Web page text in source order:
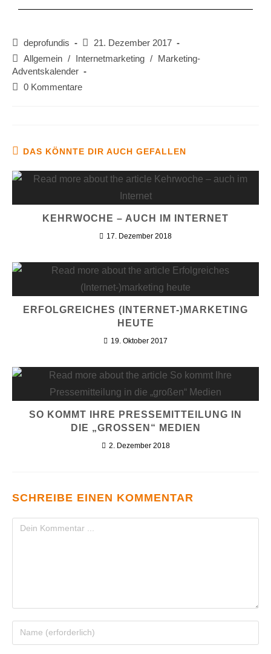
deprofundis
21. Dezember 2017
Allgemein / Internetmarketing /
Marketing-
Adventskalender
0 Kommentare
DAS KÖNNTE DIR AUCH GEFALLEN
KEHRWOCHE – AUCH IM INTERNET
17. Dezember 2018
ERFOLGREICHES (INTERNET-)MARKETING
HEUTE
19. Oktober 2017
SO KOMMT IHRE PRESSEMITTEILUNG IN
DIE „GROSSEN“ MEDIEN
2. Dezember 2018
SCHREIBE EINEN KOMMENTAR